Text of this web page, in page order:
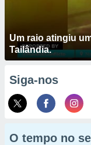
Um raio atingiu
Tailândia.
Siga-nos
O tempo no